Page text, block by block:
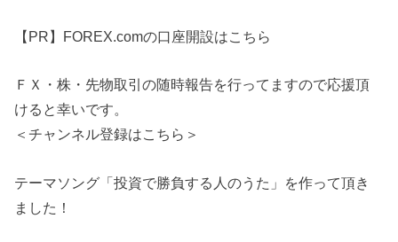
【PR】FOREX.comの口座開設はこちら
ＦＸ・株・先物取引の随時報告を行ってますので応援頂
けると幸いです。
＜チャンネル登録はこちら＞
テーマソング「投資で勝負する人のうた」を作って頂き
ました！